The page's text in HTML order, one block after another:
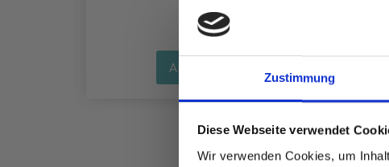
Zustimmung
Diese Webseite verwendet
Wir verwenden Cookies, um
Alle Optionen ansehen